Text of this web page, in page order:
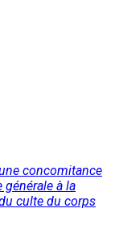
concomitance
à la
culte du corps